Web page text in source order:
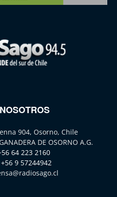
904, Osorno, Chile
DE OSORNO A.G.
64 223 2160
+56 9 57244942